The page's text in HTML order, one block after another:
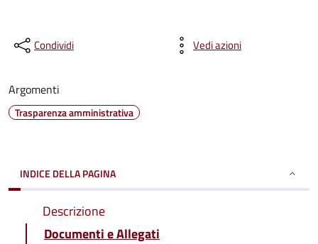
Condividi Vedi azioni
Argomenti
Trasparenza amministrativa
INDICE DELLA PAGINA
Descrizione
Documenti e Allegati